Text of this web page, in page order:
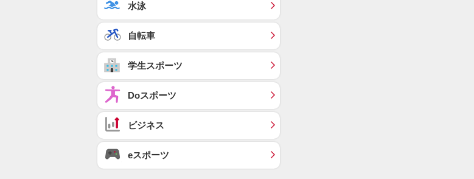
水泳
自転車
学生スポーツ
Doスポーツ
ビジネス
eスポーツ